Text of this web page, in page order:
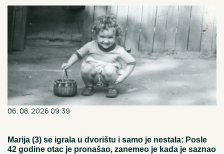
06. 08. 2026 09:39
Marija (3) se igrala u dvorištu i samo je nestala: Posle
42 godine otac je pronašao, zanemeo je kada je saznao